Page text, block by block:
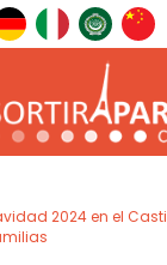
2024 en el